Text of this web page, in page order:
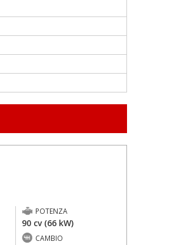
POTENZA
90 cv (66 kW)
CAMBIO